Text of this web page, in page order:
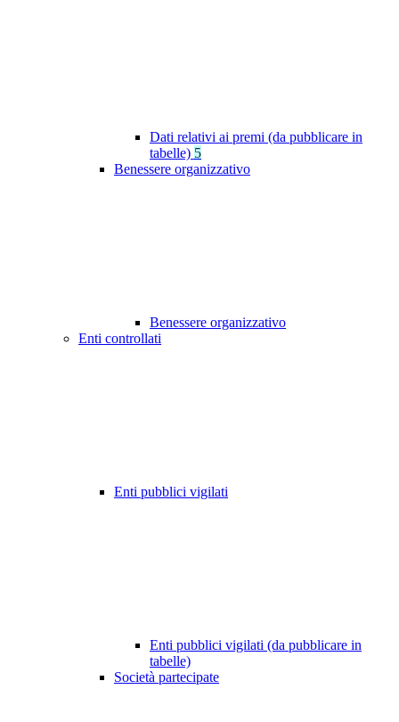
Dati relativi ai premi (da pubblicare in
tabelle) 5
Benessere organizzativo
Benessere organizzativo
Enti controllati
Enti pubblici vigilati
Enti pubblici vigilati (da pubblicare in
tabelle)
Società partecipate